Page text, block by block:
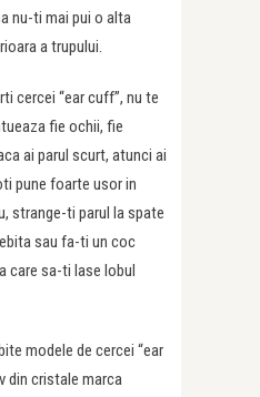
nu-ti mai pui o alta
a trupului.
cercei “ear cuff”, nu te
fie ochii, fie
ai parul scurt, atunci ai
pune foarte usor in
strange-ti parul la spate
sau fa-ti un coc
care sa-ti lase lobul
modele de cercei “ear
din cristale marca